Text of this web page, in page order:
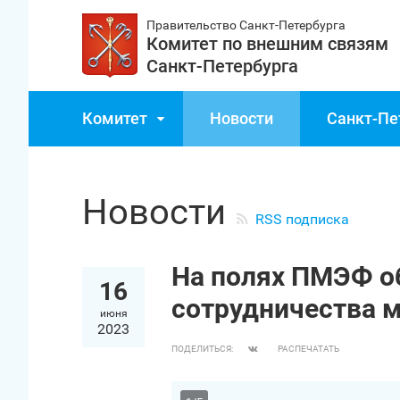
Правительство Санкт‑Петербурга
Комитет по внешним связям
Санкт‑Петербурга
Комитет Новости
Новости RSS подписка
16
июня
2023
На полях ПМЭФ
сотрудничества
ПОДЕЛИТЬСЯ: РАСПЕЧАТАТЬ